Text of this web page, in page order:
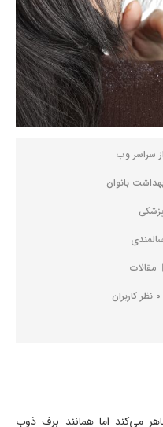
از سراسر وب
بانوان
پزشکی
سالمندی
مقالات
0 نظر کاربران
می‌کند اما همانند برف ذوب